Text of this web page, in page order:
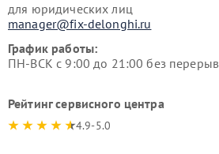
для юридических лиц
manager@fix-delonghi.ru
График работы:
ПН-ВСК с 9:00 до 21:00 без
Рейтинг сервисного центра
4.9-5.0